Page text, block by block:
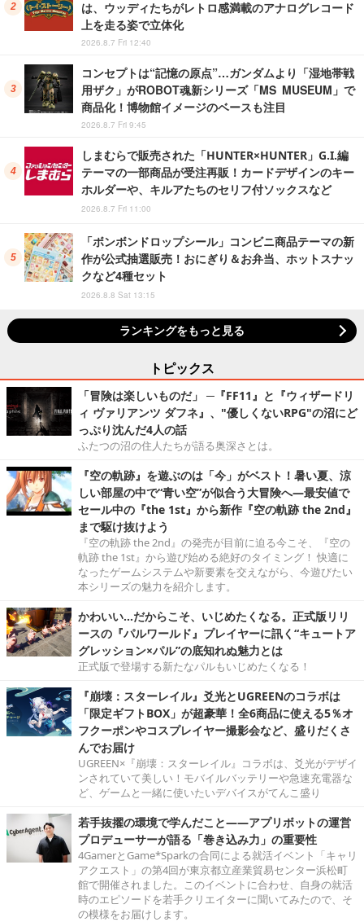
は、ウッディたちがレトロ感満載のアナログレコード
上を走る姿で立体化
2026.8.7 Fri 12:40
コンセプトは“記憶の原点”…ガンダムより「湿地帯戦
用ザク」がROBOT魂新シリーズ「MS MUSEUM」で
商品化！博物館イメージのベースも注目
2026.8.7 Fri 9:45
しまむらで販売された「HUNTER×HUNTER」G.I.編
テーマの一部商品が受注再販！カードデザインのキー
ホルダーや、キルアたちのセリフ付ソックスなど
2026.8.7 Fri 11:00
「ボンボンドロップシール」コンビニ商品テーマの新
作が公式抽選販売！おにぎり＆お弁当、ホットスナッ
クなど4種セット
2026.8.8 Sat 13:15
ランキングをもっと見る
トピックス
「冒険は楽しいものだ」 ─『FF11』と『ウィザードリ
ィ ヴァリアンツ ダフネ』、"優しくないRPG"の沼にど
っぷり沈んだ4人の話
ふたつの沼の住人たちが語る奥深さとは。
『空の軌跡』を遊ぶのは「今」がベスト！暑い夏、涼
しい部屋の中で“青い空”が似合う大冒険へ―最安値で
セール中の『the 1st』から新作『空の軌跡 the 2nd』
まで駆け抜けよう
『空の軌跡 the 2nd』の発売が目前に迫る今こそ、『空の
軌跡 the 1st』から遊び始める絶好のタイミング！ 快適に
なったゲームシステムや新要素を交えながら、今遊びたい
本シリーズの魅力を紹介します。
かわいい…だからこそ、いじめたくなる。正式版リリ
ースの『パルワールド』プレイヤーに訊く“キュートア
グレッション×パル”の底知れぬ魅力とは
正式版で登場する新たなパルもいじめたくなる！
『崩壊：スターレイル』爻光とUGREENのコラボは
「限定ギフトBOX」が超豪華！全6商品に使える5％オ
フクーポンやコスプレイヤー撮影会など、盛りだくさ
んでお届け
UGREEN×『崩壊：スターレイル』コラボは、爻光がデザイ
ンされていて美しい！モバイルバッテリーや急速充電器な
ど、ゲームと一緒に使いたいデバイスがてんこ盛り
若手抜擢の環境で学んだこと――アプリボットの運営
プロデューサーが語る「巻き込み力」の重要性
4GamerとGame*Sparkの合同による就活イベント「キャリ
アクエスト」の第4回が東京都立産業貿易センター浜松町
館で開催されました。このイベントに合わせ、自身の就活
時のエピソードを若手クリエイターに聞いてみたので、そ
の模様をお届けします。